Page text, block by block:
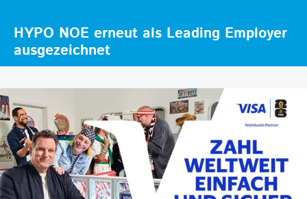
HYPO NOE erneut als Leading Employer
ausgezeichnet